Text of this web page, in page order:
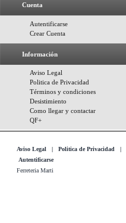
Cuenta
Autentificarse
Crear Cuenta
Información
Aviso Legal
Politica de Privacidad
Términos y condiciones
Desistimiento
Como llegar y contactar
QF+
Aviso Legal | Politica de Privacidad |
Autentificarse
Ferreteria Marti